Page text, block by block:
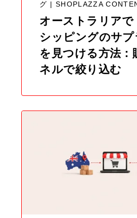
グ | SHOPLAZZA
オーストラリア
シッピングのサプ
を見つける方法：
ネルで絞り込む